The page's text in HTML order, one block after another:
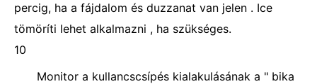
percig, ha a fájdalom és duzzanat van jelen . Ice
tömöríti lehet alkalmazni , ha szükséges.
10
Monitor a kullancscsípés kialakulásának a " bika